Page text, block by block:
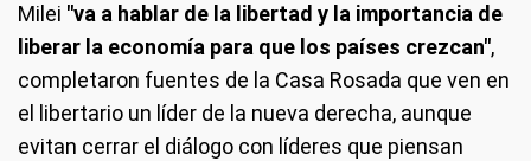
Milei "va a hablar de la libertad y la importancia de
liberar la economía para que los países crezcan",
completaron fuentes de la Casa Rosada que ven en
el libertario un líder de la nueva derecha, aunque
evitan cerrar el diálogo con líderes que piensan